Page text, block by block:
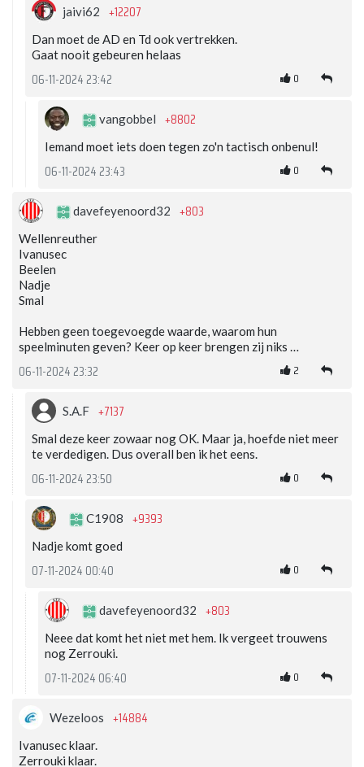
jaivi62 +12207
Dan moet de AD en Td ook vertrekken.
Gaat nooit gebeuren helaas
06-11-2024 23:42 0
vangobbel +8802
Iemand moet iets doen tegen zo'n tactisch onbenul!
06-11-2024 23:43 0
davefeyenoord32 +803
Wellenreuther
Ivanusec
Beelen
Nadje
Smal
Hebben geen toegevoegde waarde, waarom hun
speelminuten geven? Keer op keer brengen zij niks …
06-11-2024 23:32 2
S.A.F +7137
Smal deze keer zowaar nog OK. Maar ja, hoefde niet meer
te verdedigen. Dus overall ben ik het eens.
06-11-2024 23:50 0
C1908 +9393
Nadje komt goed
07-11-2024 00:40 0
davefeyenoord32 +803
Neee dat komt het niet met hem. Ik vergeet trouwens
nog Zerrouki.
07-11-2024 06:40 0
Wezeloos +14884
Ivanusec klaar.
Zerrouki klaar.